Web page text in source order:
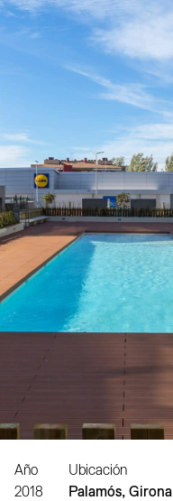
Ubicación
Palamós, Girona
Año
2018